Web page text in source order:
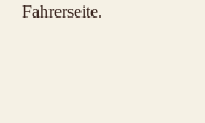
Fahrerseite.